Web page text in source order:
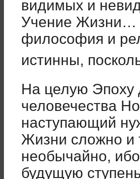
видимых и
Учение Жизни…
философия и
истинны,
На целую Эпоху
человечества
наступающий
Жизни сложно и
необычайно,
будущую